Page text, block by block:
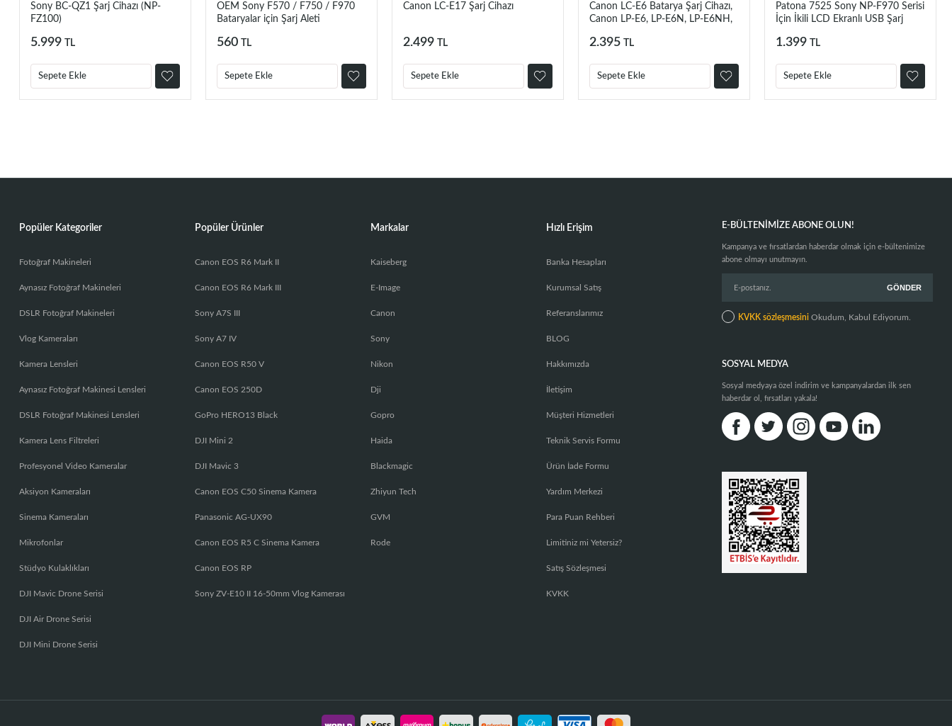
Sony BC-QZ1 Şarj Cihazı (NP-
FZ100)
5.999 TL
Sepete Ekle
OEM Sony F570 / F750 / F970
Bataryalar için Şarj Aleti
560 TL
Sepete Ekle
Canon LC-E17 Şarj Cihazı
2.499 TL
Sepete Ekle
Canon LC-E6 Batarya Şarj Cihazı,
Canon LP-E6, LP-E6N, LP-E6NH,
2.395 TL
Sepete Ekle
Patona 7525 Sony NP-F970 Serisi
İçin İkili LCD Ekranlı USB Şarj
1.399 TL
Sepete Ekle
Popüler Kategoriler
Fotoğraf Makineleri
Aynasız Fotoğraf Makineleri
DSLR Fotoğraf Makineleri
Vlog Kameraları
Kamera Lensleri
Aynasız Fotoğraf Makinesi Lensleri
DSLR Fotoğraf Makinesi Lensleri
Kamera Lens Filtreleri
Profesyonel Video Kameralar
Aksiyon Kameraları
Sinema Kameraları
Mikrofonlar
Stüdyo Kulaklıkları
DJI Mavic Drone Serisi
DJI Air Drone Serisi
DJI Mini Drone Serisi
Popüler Ürünler
Canon EOS R6 Mark II
Canon EOS R6 Mark III
Sony A7S III
Sony A7 IV
Canon EOS R50 V
Canon EOS 250D
GoPro HERO13 Black
DJI Mini 2
DJI Mavic 3
Canon EOS C50 Sinema Kamera
Panasonic AG-UX90
Canon EOS R5 C Sinema Kamera
Canon EOS RP
Sony ZV-E10 II 16-50mm Vlog Kamerası
Markalar
Kaiseberg
E-Image
Canon
Sony
Nikon
Dji
Gopro
Haida
Blackmagic
Zhiyun Tech
GVM
Rode
Hızlı Erişim
Banka Hesapları
Kurumsal Satış
Referanslarımız
BLOG
Hakkımızda
İletişim
Müşteri Hizmetleri
Teknik Servis Formu
Ürün İade Formu
Yardım Merkezi
Para Puan Rehberi
Limitiniz mi Yetersiz?
Satış Sözleşmesi
KVKK
E-BÜLTENIMIZE ABONE OLUN!
Kampanya ve fırsatlardan haberdar olmak için e-bültenimize
abone olmayı unutmayın.
KVKK sözleşmesini Okudum, Kabul Ediyorum.
SOSYAL MEDYA
Sosyal medyaya özel indirim ve kampanyalardan ilk sen
haberdar ol, fırsatları yakala!